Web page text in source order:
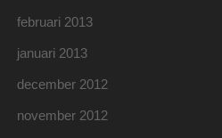
februari 2013
januari 2013
december 2012
november 2012